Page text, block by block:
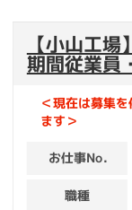
【小山工
期間従業員
＜現在は募集
ます＞
お仕事No.
職種